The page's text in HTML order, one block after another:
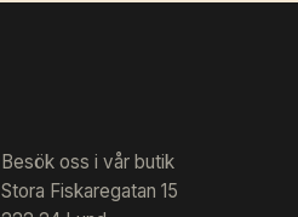
Besök oss i vår butik
Stora Fiskaregatan 15